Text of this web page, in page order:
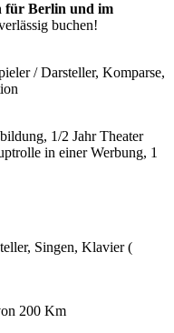
für Berlin und im
buchen!
/ Darsteller, Komparse,
1/2 Jahr Theater
in einer Werbung, 1
Singen, Klavier (
200 Km